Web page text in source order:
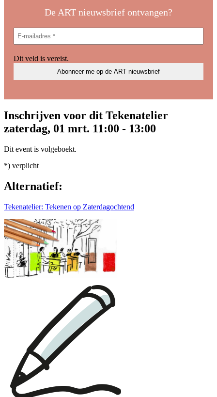
De ART nieuwsbrief ontvangen?
Dit veld is vereist.
Inschrijven voor dit Tekenatelier
zaterdag, 01 mrt. 11:00 - 13:00
Dit event is volgeboekt.
*) verplicht
Alternatief:
Tekenatelier: Tekenen op Zaterdagochtend